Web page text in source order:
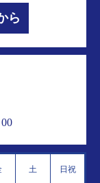
ら
土 日祝